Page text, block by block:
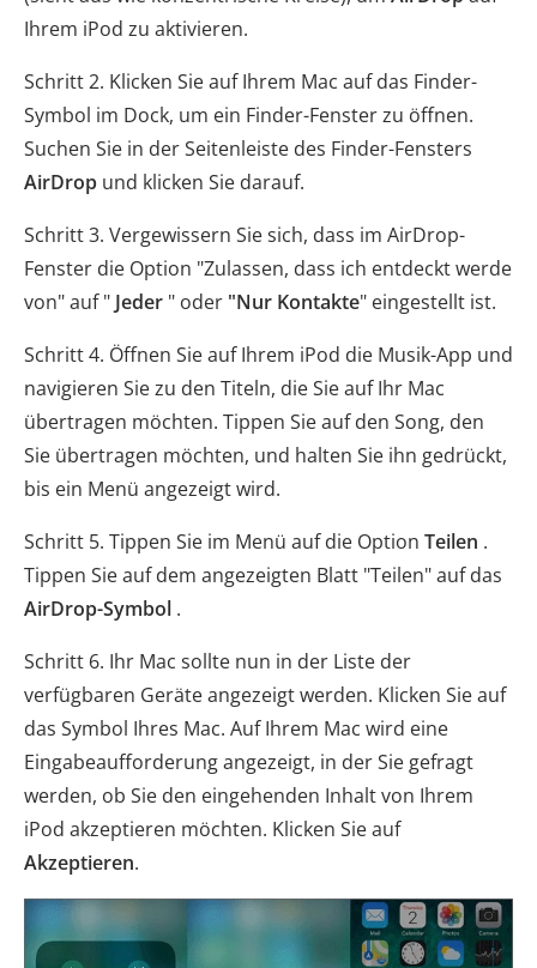
Ihrem iPod zu aktivieren.
Schritt 2. Klicken Sie auf Ihrem Mac auf das Finder-
Symbol im Dock, um ein Finder-Fenster zu öffnen.
Suchen Sie in der Seitenleiste des Finder-Fensters
AirDrop und klicken Sie darauf.
Schritt 3. Vergewissern Sie sich, dass im AirDrop-
Fenster die Option "Zulassen, dass ich entdeckt werde
von" auf " Jeder " oder "Nur Kontakte" eingestellt ist.
Schritt 4. Öffnen Sie auf Ihrem iPod die Musik-App und
navigieren Sie zu den Titeln, die Sie auf Ihr Mac
übertragen möchten. Tippen Sie auf den Song, den
Sie übertragen möchten, und halten Sie ihn gedrückt,
bis ein Menü angezeigt wird.
Schritt 5. Tippen Sie im Menü auf die Option Teilen .
Tippen Sie auf dem angezeigten Blatt "Teilen" auf das
AirDrop-Symbol .
Schritt 6. Ihr Mac sollte nun in der Liste der
verfügbaren Geräte angezeigt werden. Klicken Sie auf
das Symbol Ihres Mac. Auf Ihrem Mac wird eine
Eingabeaufforderung angezeigt, in der Sie gefragt
werden, ob Sie den eingehenden Inhalt von Ihrem
iPod akzeptieren möchten. Klicken Sie auf
Akzeptieren.